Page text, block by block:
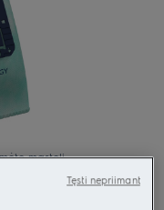
mastelį
Tęsti nepriimant